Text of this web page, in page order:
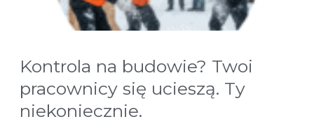
Kontrola na budowie? Twoi
pracownicy się ucieszą. Ty
niekoniecznie.